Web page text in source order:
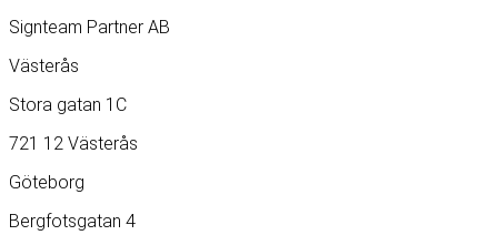
Signteam Partner AB
Västerås
Stora gatan 1C
721 12 Västerås
Göteborg
Bergfotsgatan 4